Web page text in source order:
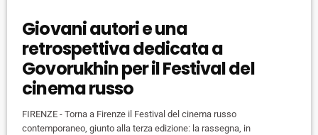
Giovani autori e una
retrospettiva dedicata a
Govorukhin per il Festival del
cinema russo
FIRENZE - Torna a Firenze il Festival del cinema russo
contemporaneo, giunto alla terza edizione: la rassegna, in